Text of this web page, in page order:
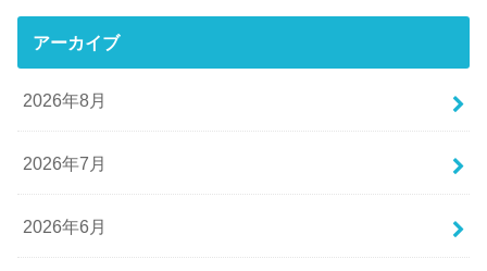
アーカイブ
2026年8月
2026年7月
2026年6月